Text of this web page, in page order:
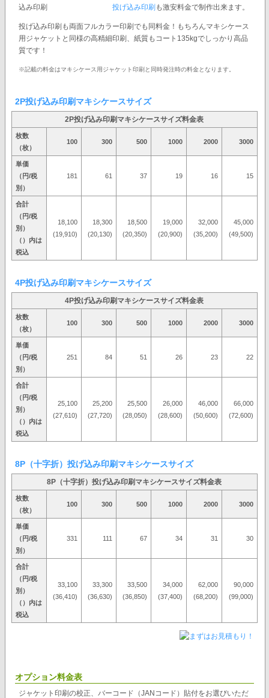
投げ込み印刷 も激安料金で制作出来ます。
投げ込み印刷も両面フルカラー印刷でも同料金！もちろんマキシケース
用ジャケットと同様の高精細印刷、紙質もコート135kgでしっかり高品
質です！
※記載の料金はマキシケース用ジャケット印刷と同時発注時の料金となります。
2P投げ込み印刷マキシケースサイズ
2P投げ込み印刷マキシケースサイズ料金表
枚数
（枚）
100 300 500 1000 2000 3000
単価
（円/税
別）
181 61 37 19 16 15
合計
（円/税
別）
（）内は
税込
18,100
(19,910)
18,300
(20,130)
18,500
(20,350)
19,000
(20,900)
32,000
(35,200)
45,000
(49,500)
4P投げ込み印刷マキシケースサイズ
4P投げ込み印刷マキシケースサイズ料金表
枚数
（枚）
100 300 500 1000 2000 3000
単価
（円/税
別）
251 84 51 26 23 22
合計
（円/税
別）
（）内は
税込
25,100
(27,610)
25,200
(27,720)
25,500
(28,050)
26,000
(28,600)
46,000
(50,600)
66,000
(72,600)
8P（十字折）投げ込み印刷マキシケースサイズ
8P（十字折）投げ込み印刷マキシケースサイズ料金表
枚数
（枚）
100 300 500 1000 2000 3000
単価
（円/税
別）
331 111 67 34 31 30
合計
（円/税
別）
（）内は
税込
33,100
(36,410)
33,300
(36,630)
33,500
(36,850)
34,000
(37,400)
62,000
(68,200)
90,000
(99,000)
オプション料金表
ジャケット印刷の校正、バーコード（JANコード）貼付をお選びいただ